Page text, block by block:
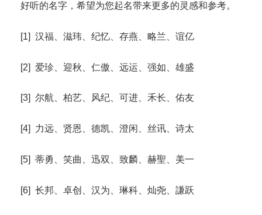
好听的名字，希望为您起名带来更多的灵感和参考。
[1] 汉福、滋玮、纪忆、存燕、略兰、谊亿
[2] 爱珍、迎秋、仁傲、远运、强如、雄盛
[3] 尔航、柏艺、风纪、可进、禾长、佑友
[4] 力远、贤恩、德凯、澄闲、丝讯、诗太
[5] 蒂勇、笑曲、迅双、致麟、赫聖、美一
[6] 长邦、卓创、汉为、琳科、灿尧、謙跃